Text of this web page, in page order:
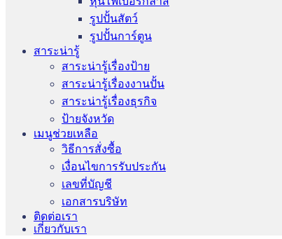
รูปปั้นสัตว์
รูปปั้นการ์ตูน
สาระน่ารู้
สาระน่ารู้เรื่องป้าย
สาระน่ารู้เรื่องงานปั้น
สาระน่ารู้เรื่องธุรกิจ
ป้ายจังหวัด
เมนูช่วยเหลือ
วิธีการสั่งซื้อ
เงื่อนไขการรับประกัน
เลขที่บัญชี
เอกสารบริษัท
ติดต่อเรา
เกี่ยวกับเรา